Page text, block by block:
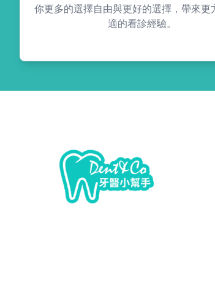
你更多的選擇自由與更好的選擇，帶來更
適的看診經驗。